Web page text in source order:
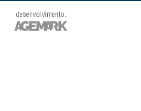
desenvolvimento: